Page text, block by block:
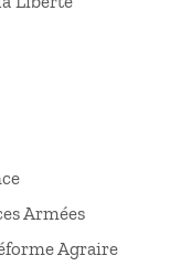
Armées
Agraire